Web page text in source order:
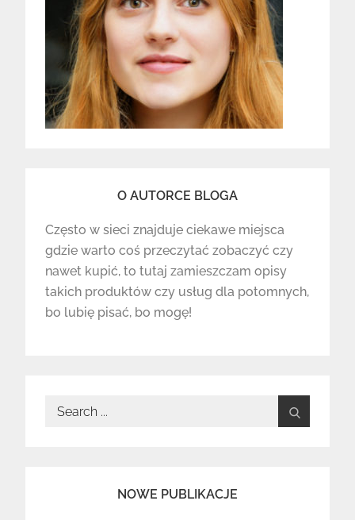
O AUTORCE BLOGA
Często w sieci znajduje ciekawe miejsca
gdzie warto coś przeczytać zobaczyć czy
nawet kupić, to tutaj zamieszczam opisy
takich produktów czy usług dla potomnych,
bo lubię pisać, bo mogę!
Search
NOWE PUBLIKACJE